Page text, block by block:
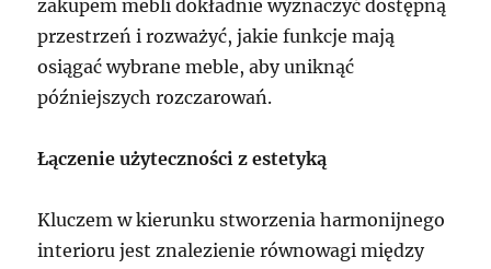
zakupem mebli dokładnie wyznaczyć dostępną
przestrzeń i rozważyć, jakie funkcje mają
osiągać wybrane meble, aby uniknąć
późniejszych rozczarowań.
Łączenie użyteczności z estetyką
Kluczem w kierunku stworzenia harmonijnego
interioru jest znalezienie równowagi między